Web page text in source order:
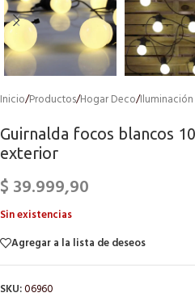
Inicio/Productos/Hogar Deco/Iluminación
Guirnalda focos blancos
exterior
$ 39.999,90
Sin existencias
Agregar a la lista de deseos
SKU:06960